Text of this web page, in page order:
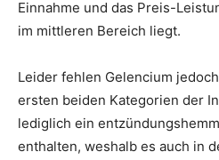
Einnahme und das Preis-
im mittleren Bereich liegt.
Leider fehlen Gelencium
ersten beiden Kategorien der
lediglich ein
enthalten, weshalb es auch in